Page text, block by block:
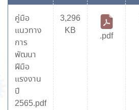
คู่มือ
แนวทาง
การ
พัฒนา
ฝีมือ
แรงงาน
ปี
2565.pdf
3,296
KB
.pdf